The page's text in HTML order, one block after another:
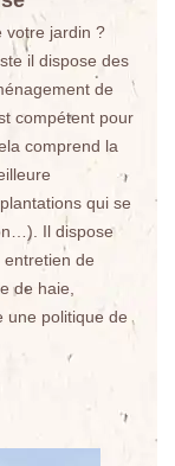
votre jardin ?
il dispose des
de
compétent pour
comprend la
qui se
Il dispose
de
de haie,
une politique de